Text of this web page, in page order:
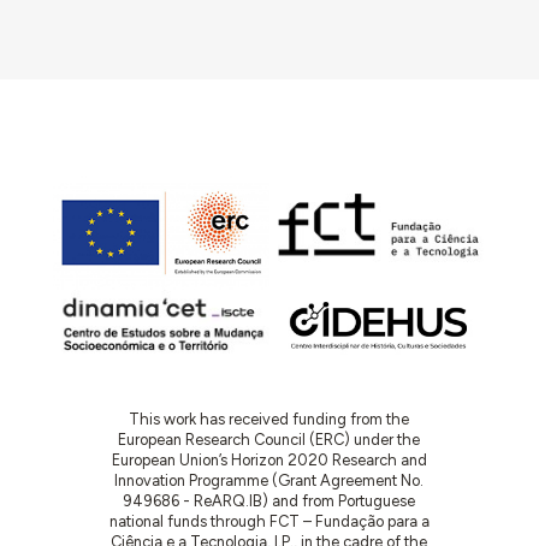
Transportes (MHOT).
1983.03.28 – Autorização, por despacho do
Secretário de Estado das Obras Públicas (SEOP),
da proposta de comparticipação da elaboração
do projeto base do Quartel, no valor de
836.000.$00.
Remetido pela DEPg à DGERU a 1984.06.29.
1984.10.27 – Aprovação do Projeto Base, por
despacho.
1985.10.21 – Apresentação do projeto de
This work has received funding from the
European Research Council (ERC) under the
European Union’s Horizon 2020 Research and
Innovation Programme (Grant Agreement No.
949686 - ReARQ.IB) and from Portuguese
national funds through FCT – Fundação para a
Ciência e a Tecnologia, I.P., in the cadre of the